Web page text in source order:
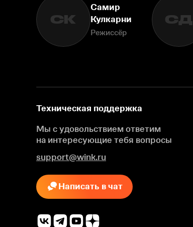
СК
Самир
Кулкарни
Режиссёр
СД
Техническая поддержка
Мы с удовольствием ответим
на интересующие тебя вопросы
support@wink.ru
Написать в чат